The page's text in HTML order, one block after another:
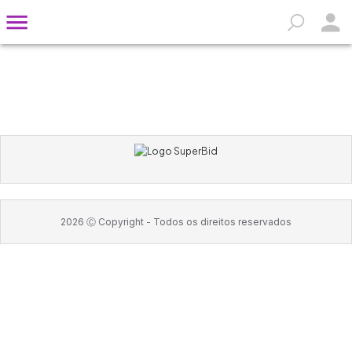
2026 Ⓒ Copyright - Todos os direitos reservados